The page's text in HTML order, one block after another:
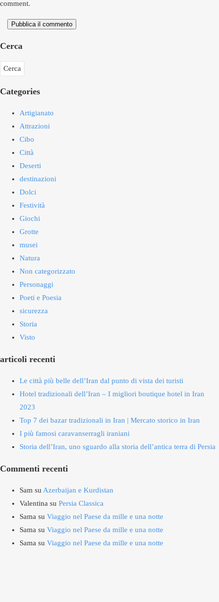
comment.
Pubblica il commento
Cerca
Categories
Artigianato
Attrazioni
Cibo
Città
Deserti
destinazioni
Dolci
Festività
Giochi
Grotte
musei
Natura
Non categorizzato
Personaggi
Poeti e Poesia
sicurezza
Storia
Visto
articoli recenti
Le città più belle dell’Iran dal punto di vista dei turisti
Hotel tradizionali dell’Iran – I migliori boutique hotel in Iran
2023
Top 7 dei bazar tradizionali in Iran | Mercato storico in Iran
I più famosi caravanserragli iraniani
Storia dell’Iran, uno sguardo alla storia dell’antica terra di Persia
Commenti recenti
Sam su Azerbaijan e Kurdistan
Valentina su Persia Classica
Sama su Viaggio nel Paese da mille e una notte
Sama su Viaggio nel Paese da mille e una notte
Sama su Viaggio nel Paese da mille e una notte